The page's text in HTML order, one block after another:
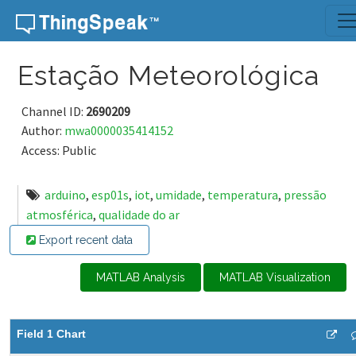
Skip to content
Estação Meteorológica
Channel ID: 2690209
Author: mwa0000035414152
Access: Public
arduino, esp01s, iot, umidade, temperatura, pressão
atmosférica, qualidade do ar
Export recent data
MATLAB Analysis MATLAB Visualization
Field 1 Chart